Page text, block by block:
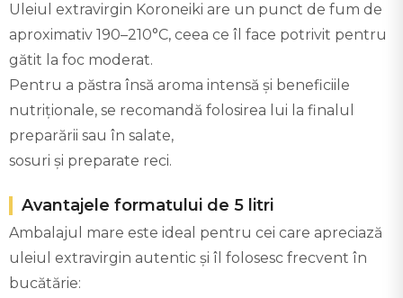
Uleiul extravirgin Koroneiki are un punct de fum de
aproximativ 190–210°C, ceea ce îl face potrivit pentru
gătit la foc moderat.
Pentru a păstra însă aroma intensă și beneficiile
nutriționale, se recomandă folosirea lui la finalul
preparării sau în salate,
sosuri și preparate reci.
Avantajele formatului de 5 litri
Ambalajul mare este ideal pentru cei care apreciază
uleiul extravirgin autentic și îl folosesc frecvent în
bucătărie: